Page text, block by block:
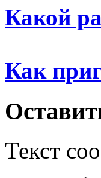
Какой
Как
Текст